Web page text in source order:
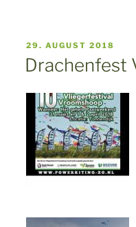
VERÖFFENTLICHT
AM
29. AUGUST 2018
Drachenfest